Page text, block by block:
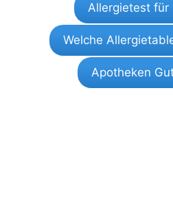
Allergietest für
Welche
Apotheken